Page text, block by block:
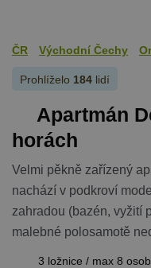
ČR Východní Čechy
Prohlíželo 184 lidí
Apartmán
horách
Velmi pěkně zařízený
nachází v podkroví
zahradou (bazén, vyžití
malebné polosamotě
3 ložnice / max 8 osob